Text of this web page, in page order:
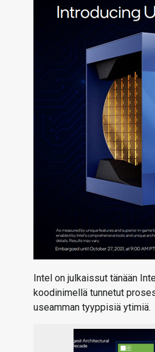
Intel on julkaissut tänään
koodinimellä tunnetut
useamman tyyppisiä ytimiä.